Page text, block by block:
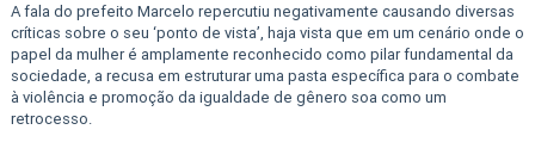
A fala do prefeito Marcelo repercutiu negativamente causando diversas
críticas sobre o seu ‘ponto de vista’, haja vista que em um cenário onde o
papel da mulher é amplamente reconhecido como pilar fundamental da
sociedade, a recusa em estruturar uma pasta específica para o combate
à violência e promoção da igualdade de gênero soa como um
retrocesso.